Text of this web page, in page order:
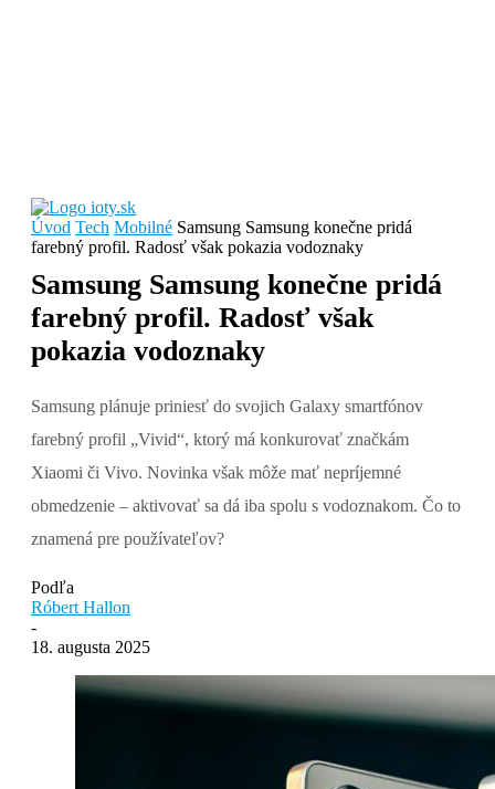
Úvod Tech Mobilné Samsung Samsung konečne pridá
farebný profil. Radosť však pokazia vodoznaky
Samsung Samsung konečne pridá
farebný profil. Radosť však
pokazia vodoznaky
Samsung plánuje priniesť do svojich Galaxy smartfónov
farebný profil „Vivid“, ktorý má konkurovať značkám
Xiaomi či Vivo. Novinka však môže mať nepríjemné
obmedzenie – aktivovať sa dá iba spolu s vodoznakom. Čo to
znamená pre používateľov?
Podľa
Róbert Hallon
-
18. augusta 2025